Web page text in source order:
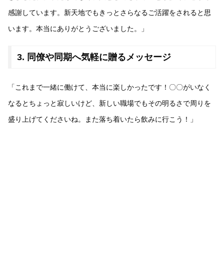
感謝しています。新天地でもきっとさらなるご活躍をされると思
います。本当にありがとうございました。」
3. 同僚や同期へ気軽に贈るメッセージ
「これまで一緒に働けて、本当に楽しかったです！〇〇がいなく
なるとちょっと寂しいけど、新しい職場でもその明るさで周りを
盛り上げてくださいね。また落ち着いたら飲みに行こう！」